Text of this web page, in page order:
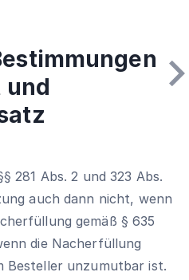
281 Abs. 2 und 323 Abs.
auch dann nicht, wenn
gemäß § 635
die Nacherfüllung
Besteller unzumutbar ist.